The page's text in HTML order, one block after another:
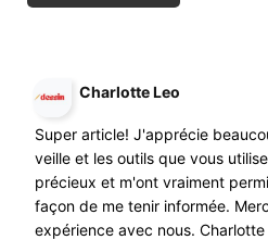
Charlotte Leo
Super article! J'apprécie
veille et les outils que vous
précieux et m'ont vraiment
façon de me tenir informée.
expérience avec nous. Charlotte